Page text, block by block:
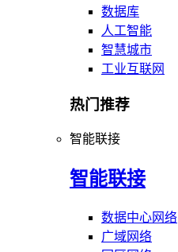
数据库
人工智能
智慧城市
工业互联网
热门推荐
智能联接
智能联接
数据中心网络
广域网络